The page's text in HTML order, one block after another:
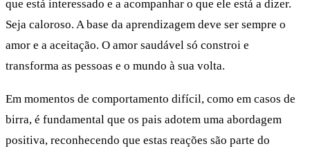
que está interessado e a acompanhar o que ele está a dizer.
Seja caloroso. A base da aprendizagem deve ser sempre o
amor e a aceitação. O amor saudável só constroi e
transforma as pessoas e o mundo à sua volta.
Em momentos de comportamento difícil, como em casos de
birra, é fundamental que os pais adotem uma abordagem
positiva, reconhecendo que estas reações são parte do